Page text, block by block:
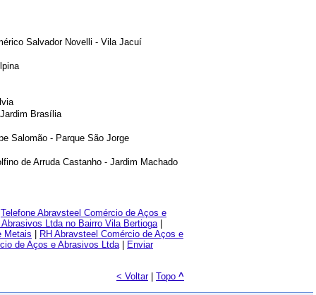
Salvador Novelli - Vila Jacuí
Brasília
Salomão - Parque São Jorge
de Arruda Castanho - Jardim Machado
Telefone Abravsteel Comércio de Aços e
Ltda no Bairro Vila Bertioga|
Metais
RH Abravsteel Comércio de Aços e
de Aços e Abrasivos Ltda|
Enviar
< Voltar| Topo ^